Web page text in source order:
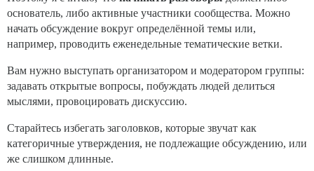
основатель, либо активные участники сообщества. Можно
начать обсуждение вокруг определённой темы или,
например, проводить еженедельные тематические ветки.
Вам нужно выступать организатором и модератором группы:
задавать открытые вопросы, побуждать людей делиться
мыслями, провоцировать дискуссию.
Старайтесь избегать заголовков, которые звучат как
категоричные утверждения, не подлежащие обсуждению, или
же слишком длинные.